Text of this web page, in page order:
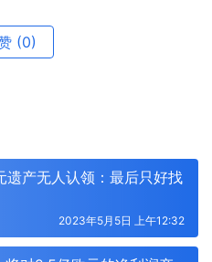
(0)
遗产无人认领：最后只好找
2023年5月5日 上午12:32